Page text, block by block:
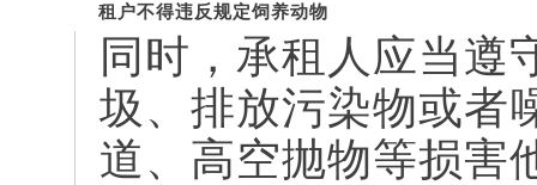
租户不得违反规定饲养动物
同时，承租人应当遵
圾、排放污染物或者
道、高空抛物等损害